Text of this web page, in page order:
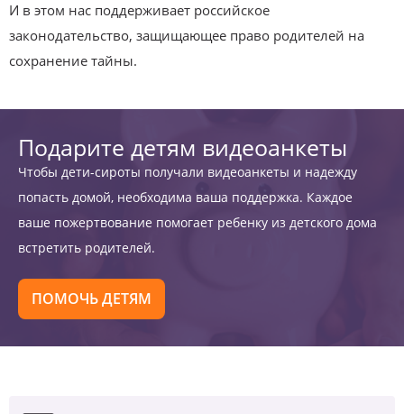
И в этом нас поддерживает российское
законодательство, защищающее право родителей на
сохранение тайны.
Подарите детям видеоанкеты
Чтобы дети-сироты получали видеоанкеты и надежду
попасть домой, необходима ваша поддержка. Каждое
ваше пожертвование помогает ребенку из детского дома
встретить родителей.
ПОМОЧЬ ДЕТЯМ